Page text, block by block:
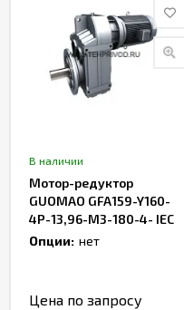
В наличии
Мотор-редуктор
GUOMAO GFA159-Y160-
4P-13,96-M3-180-4- IEC
Опции: нет
Цена по запросу